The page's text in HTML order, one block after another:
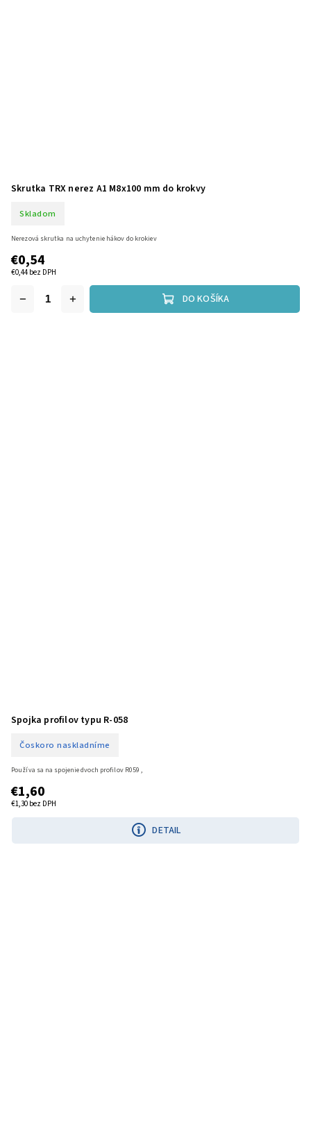
Skrutka TRX nerez A1 M8x100 mm do krokvy
Skladom
€0,44 bez DPH
€0,54
DO KOŠÍKA
Nerezová skrutka na uchytenie hákov do krokiev
Spojka profilov typu R-058
Čoskoro naskladníme
€1,30 bez DPH
€1,60
DETAIL
Používa sa na spojenie dvoch profilov R059 ,